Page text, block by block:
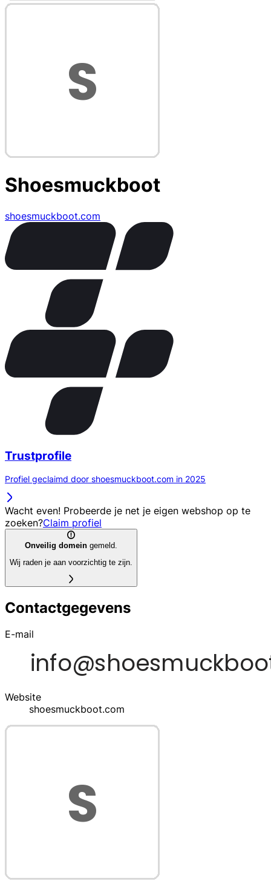
Shoesmuckboot
shoesmuckboot.com
Trustprofile
Profiel geclaimd door shoesmuckboot.com in 2025
Wacht even! Probeerde je net je eigen webshop op te
zoeken?Claim profiel
Onveilig domein gemeld.
Wij raden je aan voorzichtig te zijn.
Contactgegevens
E-mail
Website
shoesmuckboot.com